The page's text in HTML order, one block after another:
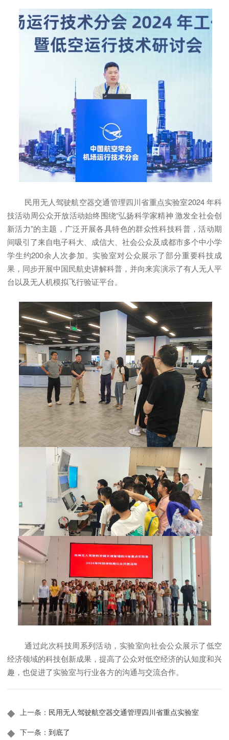
民用无人驾驶航空器交通管理四川省重点实验室2024 年科
技活动周公众开放活动始终围绕“弘扬科学家精神 激发全社会创
新活力”的主题，广泛开展各具特色的群众性科技科普，活动期
间吸引了来自电子科大、 成信大、社会公众及成都市多个中小学
学生约200余人次参加。实验室对公众展示了部分重要科技成
果，同步开展中国民航史讲解科普，并向来宾演示了有人无人平
台以及无人机模拟飞行验证平台。
通过此次科技周系列活动，实验室向社会公众展示了低空
经济领域的科技创新成果，提高了公众对低空经济的认知度和兴
趣，也促进了实验室与行业各方的沟通与交流合作。
◆ 上一条： 民用无人驾驶航空器交通管理四川省重点实验室
◆ 下一条： 到底了